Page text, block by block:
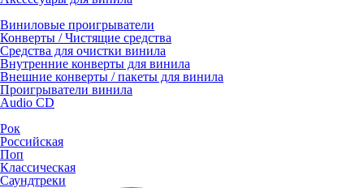
Виниловые проигрыватели
Конверты / Чистящие средства
Средства для очистки винила
Внутренние конверты для винила
Внешние конверты / пакеты для винила
Проигрыватели винила
Audio CD
Рок
Российская
Поп
Классическая
Саундтреки